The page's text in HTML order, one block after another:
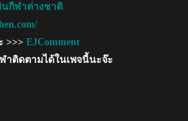
นกีฬาต่างชาติ
>>> EJComment
าติดตามได้ในเพจนี้นะจ๊ะ